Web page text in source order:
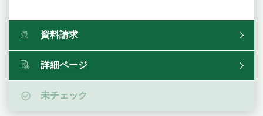
資料請求
詳細ページ
未チェック